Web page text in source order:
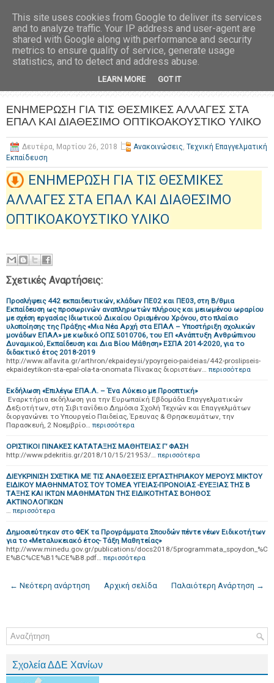
ΕΝΗΜΕΡΩΣΗ ΓΙΑ ΤΙΣ ΘΕΣΜΙΚΕΣ ΑΛΛΑΓΕΣ ΣΤΑ
ΕΠΑΛ ΚΑΙ ΔΙΑΘΕΣΙΜΟ ΟΠΤΙΚΟΑΚΟΥΣΤΙΚΟ ΥΛΙΚΟ
Δευτέρα, Μαρτίου 26, 2018 Ανακοινώσεις, Τεχνική Επαγγελματική
Εκπαίδευση
ΕΝΗΜΕΡΩΣΗ ΓΙΑ ΤΙΣ ΘΕΣΜΙΚΕΣ
ΑΛΛΑΓΕΣ ΣΤΑ ΕΠΑΛ ΚΑΙ ΔΙΑΘΕΣΙΜΟ
ΟΠΤΙΚΟΑΚΟΥΣΤΙΚΟ ΥΛΙΚΟ
Σχετικές Αναρτήσεις:
Προσλήψεις 442 εκπαιδευτικών, κλάδων ΠΕ02 και ΠΕ03, στη Β/θμια
Εκπαίδευση ως προσωρινών αναπληρωτών πλήρους και μειωμένου ωραρίου
με σχέση εργασίας Ιδιωτικού Δικαίου Ορισμένου Χρόνου, στο πλαίσιο
υλοποίησης της Πράξης «Μια Νέα Αρχή στα ΕΠΑΛ – Υποστήριξη σχολικών
μονάδων ΕΠΑΛ» με κωδικό ΟΠΣ 5010706, του ΕΠ «Ανάπτυξη Ανθρώπινου
Δυναμικού, Εκπαίδευση και Δια Βίου Μάθηση» ΕΣΠΑ 2014-2020, για το
διδακτικό έτος 2018-2019
http://www.alfavita.gr/arthron/ekpaideysi/ypoyrgeio-paideias/442-proslipseis-
ekpaideytikon-sta-epal-ola-ta-onomata Πίνακας διοριστέων… περισσότερα
Εκδήλωση «Επιλέγω ΕΠΑ.Λ. – Ένα Λύκειο με Προοπτική»
Εναρκτήρια εκδήλωση για την Ευρωπαϊκή Εβδομάδα Επαγγελματικών
Δεξιοτήτων, στη Σιβιτανίδειο Δημόσια Σχολή Τεχνών και Επαγγελμάτων
διοργανώνει το Υπουργείο Παιδείας, Έρευνας & Θρησκευμάτων, την
Παρασκευή, 2 Νοεμβρίο… περισσότερα
ΟΡΙΣΤΙΚΟΙ ΠΙΝΑΚΕΣ ΚΑΤΑΤΑΞΗΣ ΜΑΘΗΤΕΙΑΣ Γ’ ΦΑΣΗ
http://www.pdekritis.gr/2018/10/15/21953/… περισσότερα
ΔΙΕΥΚΡΙΝΙΣΗ ΣΧΕΤΙΚΑ ΜΕ ΤΙΣ ΑΝΑΘΕΣΕΙΣ ΕΡΓΑΣΤΗΡΙΑΚΟΥ ΜΕΡΟΥΣ ΜΙΚΤΟΥ
ΕΙΔΙΚΟΥ ΜΑΘΗΝΜΑΤΟΣ ΤΟΥ ΤΟΜΕΑ ΥΓΕΙΑΣ-ΠΡΟΝΟΙΑΣ -ΕΥΕΞΙΑΣ ΤΗΣ Β
ΤΑΞΗΣ ΚΑΙ ΙΚΤΩΝ ΜΑΘΗΜΑΤΩΝ ΤΗΣ ΕΙΔΙΚΟΤΗΤΑΣ ΒΟΗΘΟΣ
ΑΚΤΙΝΟΛΟΓΙΚΩΝ
… περισσότερα
Δημοσιεύτηκαν στο ΦΕΚ τα Προγράμματα Σπουδών πέντε νέων Ειδικοτήτων
για το «Μεταλυκειακό έτος- Τάξη Μαθητείας»
http://www.minedu.gov.gr/publications/docs2018/5programmata_spoydon_%C
E%BC%CE%B1%CE%B8.pdf… περισσότερα
← Νεότερη ανάρτηση Παλαιότερη Ανάρτηση →
Αρχική σελίδα
Σχολεία ΔΔΕ Χανίων
This site uses cookies from Google to deliver its services
and to analyze traffic. Your IP address and user-agent are
shared with Google along with performance and security
metrics to ensure quality of service, generate usage
statistics, and to detect and address abuse.
LEARN MORE GOT IT